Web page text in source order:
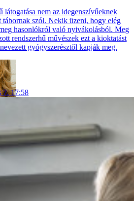
látogatása nem az idegenszívűeknek
tábornak szól. Nekik üzeni, hogy elég
hasonlókról való nyivákolásból. Meg
rendszerhű művészek ezt a kioktatást
gyógyszerésztől kapják meg.
7. 17:58